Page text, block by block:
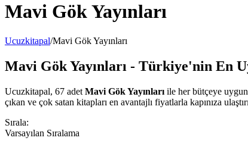
Mavi Gök Yayınları
Ucuzkitapal/Mavi Gök Yayınları
Mavi Gök Yayınları - Türkiye'nin En
Ucuzkitapal, 67 adet Mavi Gök Yayınları ile her bütçeye
çıkan ve çok satan kitapları en avantajlı fiyatlarla kapınıza
Sırala:
Varsayılan Sıralama